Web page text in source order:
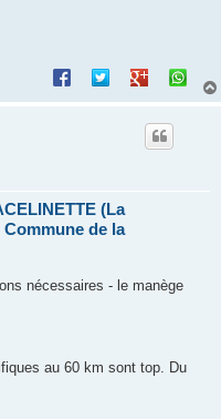
(La
Commune de la
nécessaires - le manège
au 60 km sont top. Du